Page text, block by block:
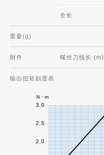
全长
重量(g)
附件 螺丝刀线长 (m)
输出扭矩刻度表
2.0
2.5
3.0
N・m